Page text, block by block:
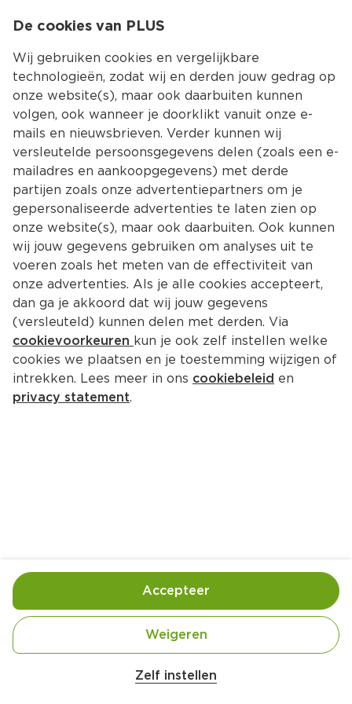
Kies jouw
Terug Producten
Santa Maria Lime & Jalapeño
Mayo
Handige informatie over dit product
Vegetarisch
De cookies van PLUS
Wij gebruiken cookies en vergelijkbare
technologieën, zodat wij en derden jouw gedrag op
onze website(s), maar ook daarbuiten kunnen
volgen, ook wanneer je doorklikt vanuit onze e-
mails en nieuwsbrieven. Verder kunnen wij
versleutelde persoonsgegevens delen (zoals een e-
mailadres en aankoopgegevens) met derde
partijen zoals onze advertentiepartners om je
gepersonaliseerde advertenties te laten zien op
onze website(s), maar ook daarbuiten. Ook kunnen
wij jouw gegevens gebruiken om analyses uit te
voeren zoals het meten van de effectiviteit van
onze advertenties. Als je alle cookies accepteert,
dan ga je akkoord dat wij jouw gegevens
(versleuteld) kunnen delen met derden. Via
cookievoorkeuren kun je ook zelf instellen welke
cookies we plaatsen en je toestemming wijzigen of
intrekken. Lees meer in ons cookiebeleid en
privacy statement.
Zelf instellen
Weigeren
Accepteer